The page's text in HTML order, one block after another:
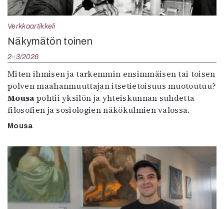
Verkkoartikkeli
Näkymätön toinen
2–3/2026
Miten ihmisen ja tarkemmin ensimmäisen tai toisen
polven maahanmuuttajan itsetietoisuus muotoutuu?
Mousa pohtii yksilön ja yhteiskunnan suhdetta
filosofien ja sosiologien näkökulmien valossa.
Mousa